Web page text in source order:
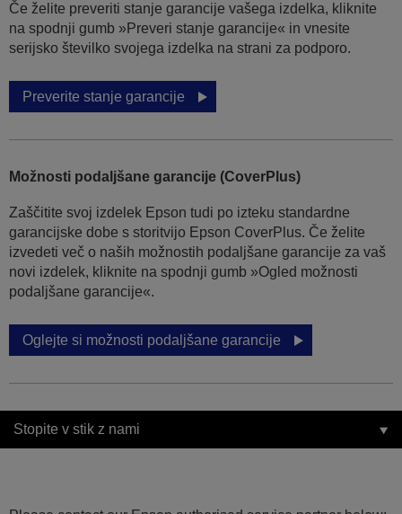
Če želite preveriti stanje garancije vašega izdelka, kliknite
na spodnji gumb »Preveri stanje garancije« in vnesite
serijsko številko svojega izdelka na strani za podporo.
Preverite stanje garancije
Možnosti podaljšane garancije (CoverPlus)
Zaščitite svoj izdelek Epson tudi po izteku standardne
garancijske dobe s storitvijo Epson CoverPlus. Če želite
izvedeti več o naših možnostih podaljšane garancije za vaš
novi izdelek, kliknite na spodnji gumb »Ogled možnosti
podaljšane garancije«.
Oglejte si možnosti podaljšane garancije
Stopite v stik z nami